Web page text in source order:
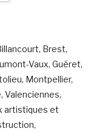
Brest,
Vaux, Guéret,
Montpellier,
Valenciennes,
artistiques et